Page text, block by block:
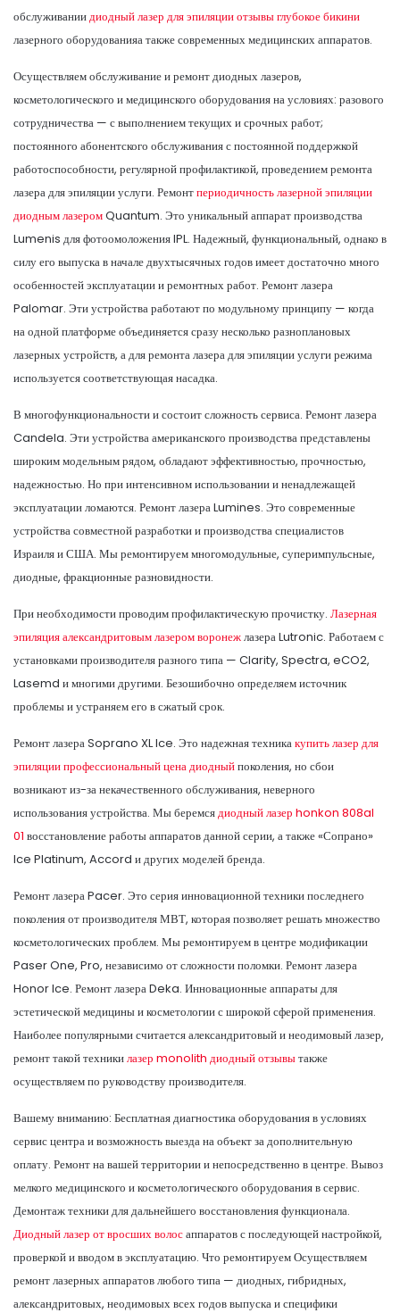
обслуживаниидиодный лазер для эпиляции отзывы глубокое бикини
лазерного оборудованияа также современных медицинских аппаратов.
Осуществляем обслуживание и ремонт диодных лазеров,
косметологического и медицинского оборудования на условиях: разового
сотрудничества — с выполнением текущих и срочных работ;
постоянного абонентского обслуживания с постоянной поддержкой
работоспособности, регулярной профилактикой, проведением ремонта
лазера для эпиляции услуги. Ремонтпериодичность лазерной эпиляции
диодным лазеромQuantum. Это уникальный аппарат производства
Lumenis для фотоомоложения IPL. Надежный, функциональный, однако в
силу его выпуска в начале двухтысячных годов имеет достаточно много
особенностей эксплуатации и ремонтных работ. Ремонт лазера
Palomar. Эти устройства работают по модульному принципу — когда
на одной платформе объединяется сразу несколько разноплановых
лазерных устройств, а для ремонта лазера для эпиляции услуги режима
используется соответствующая насадка.
В многофункциональности и состоит сложность сервиса. Ремонт лазера
Candela. Эти устройства американского производства представлены
широким модельным рядом, обладают эффективностью, прочностью,
надежностью. Но при интенсивном использовании и ненадлежащей
эксплуатации ломаются. Ремонт лазера Lumines. Это современные
устройства совместной разработки и производства специалистов
Израиля и США. Мы ремонтируем многомодульные, суперимпульсные,
диодные, фракционные разновидности.
При необходимости проводим профилактическую прочистку. Лазерная
эпиляция александритовым лазером воронежлазера Lutronic. Работаем с
установками производителя разного типа — Clarity, Spectra, eCO2,
Lasemd и многими другими. Безошибочно определяем источник
проблемы и устраняем его в сжатый срок.
Ремонт лазера Soprano XL Ice. Это надежная техникакупить лазер для
эпиляции профессиональный цена диодныйпоколения, но сбои
возникают из-за некачественного обслуживания, неверного
использования устройства. Мы беремсядиодный лазер honkon 808al
01 восстановление работы аппаратов данной серии, а также «Сопрано»
Ice Platinum, Accord и других моделей бренда.
Ремонт лазера Pacer. Это серия инновационной техники последнего
поколения от производителя МВТ, которая позволяет решать множество
косметологических проблем. Мы ремонтируем в центре модификации
Paser One, Pro, независимо от сложности поломки. Ремонт лазера
Honor Ice. Ремонт лазера Deka. Инновационные аппараты для
эстетической медицины и косметологии с широкой сферой применения.
Наиболее популярными считается александритовый и неодимовый лазер,
ремонт такой техникилазер monolith диодный отзывытакже
осуществляем по руководству производителя.
Вашему вниманию: Бесплатная диагностика оборудования в условиях
сервис центра и возможность выезда на объект за дополнительную
оплату. Ремонт на вашей территории и непосредственно в центре. Вывоз
мелкого медицинского и косметологического оборудования в сервис.
Демонтаж техники для дальнейшего восстановления функционала.
Диодный лазер от вросших волосаппаратов с последующей настройкой,
проверкой и вводом в эксплуатацию. Что ремонтируем Осуществляем
ремонт лазерных аппаратов любого типа — диодных, гибридных,
александритовых, неодимовых всех годов выпуска и специфики